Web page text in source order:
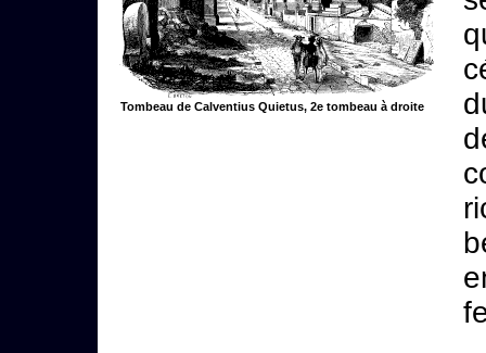
Tombeau de Calventius Quietus, 2e tombeau à droite